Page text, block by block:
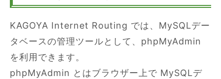
KAGOYA Internet Routing では、MySQLデー
タベースの管理ツールとして、phpMyAdmin
を利用できます。
phpMyAdmin とはブラウザー上で MySQLデ